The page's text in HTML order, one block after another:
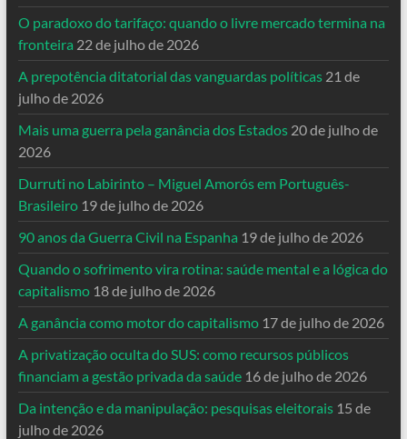
O paradoxo do tarifaço: quando o livre mercado termina na
fronteira 22 de julho de 2026
A prepotência ditatorial das vanguardas políticas 21 de
julho de 2026
Mais uma guerra pela ganância dos Estados 20 de julho de
2026
Durruti no Labirinto – Miguel Amorós em Português-
Brasileiro 19 de julho de 2026
90 anos da Guerra Civil na Espanha 19 de julho de 2026
Quando o sofrimento vira rotina: saúde mental e a lógica do
capitalismo 18 de julho de 2026
A ganância como motor do capitalismo 17 de julho de 2026
A privatização oculta do SUS: como recursos públicos
financiam a gestão privada da saúde 16 de julho de 2026
Da intenção e da manipulação: pesquisas eleitorais 15 de
julho de 2026